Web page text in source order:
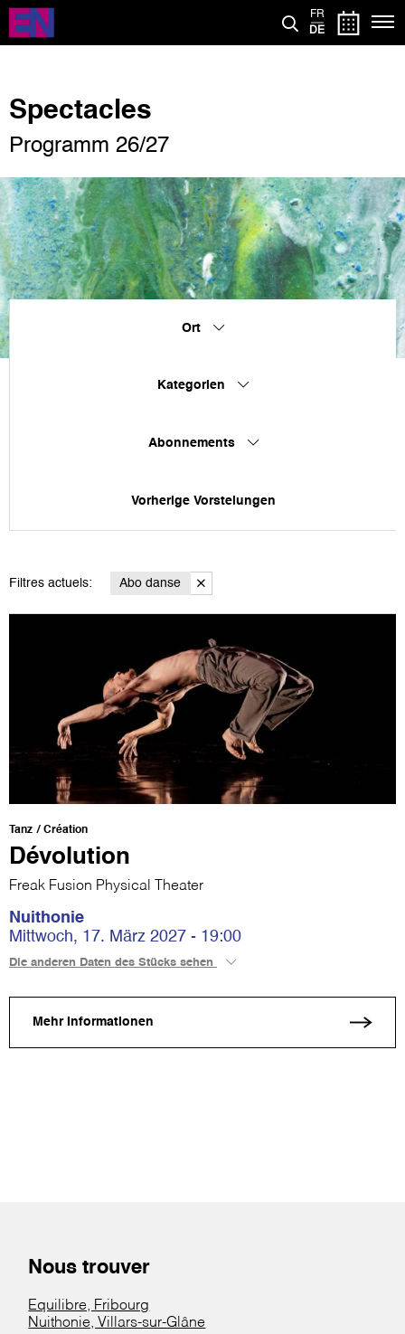
Direkt
zum
Inhalt
FR
DE
Spectacles
Programm 26/27
Ort
Kategorien
Abonnements
Vorherige Vorstelungen
Filtres actuels: Abo danse
Tanz Création
Dévolution
Freak Fusion Physical Theater
Nuithonie
Mittwoch, 17. März 2027 - 19:00
Die anderen Daten des Stücks sehen
Mehr Informationen
Nous trouver
Equilibre, Fribourg
Nuithonie, Villars-sur-Glâne